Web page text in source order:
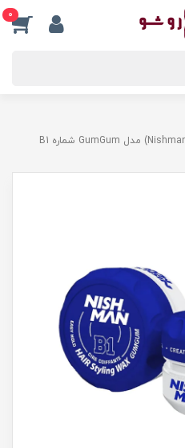
0
ژل واکس حالت دهنده مو نیشمن (Nishman) مدل GumGum شماره B1